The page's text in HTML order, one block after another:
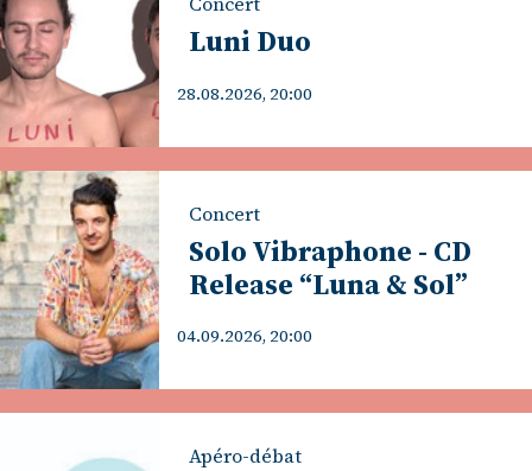
Luni Duo
28.08.2026, 20:00
Concert
Solo Vibraphone - CD
Release “Luna & Sol”
04.09.2026, 20:00
Apéro-débat